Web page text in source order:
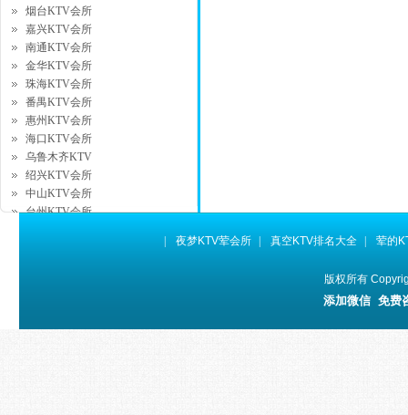
烟台KTV会所
嘉兴KTV会所
南通KTV会所
金华KTV会所
珠海KTV会所
番禺KTV会所
惠州KTV会所
海口KTV会所
乌鲁木齐KTV
绍兴KTV会所
中山KTV会所
台州KTV会所
夜梦KTV荤会所 真空KTV排名大全 荤的
版权所有
添加微信 免费